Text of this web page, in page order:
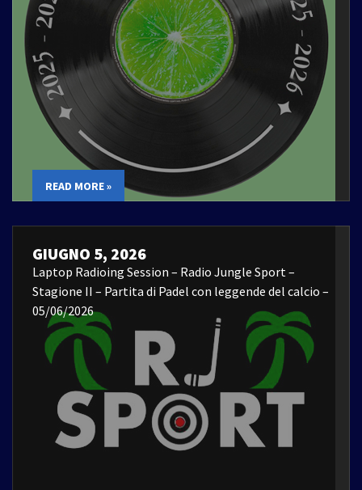
READ MORE »
GIUGNO 5, 2026
Laptop Radioing Session – Radio Jungle Sport –
Stagione II – Partita di Padel con leggende del calcio –
05/06/2026